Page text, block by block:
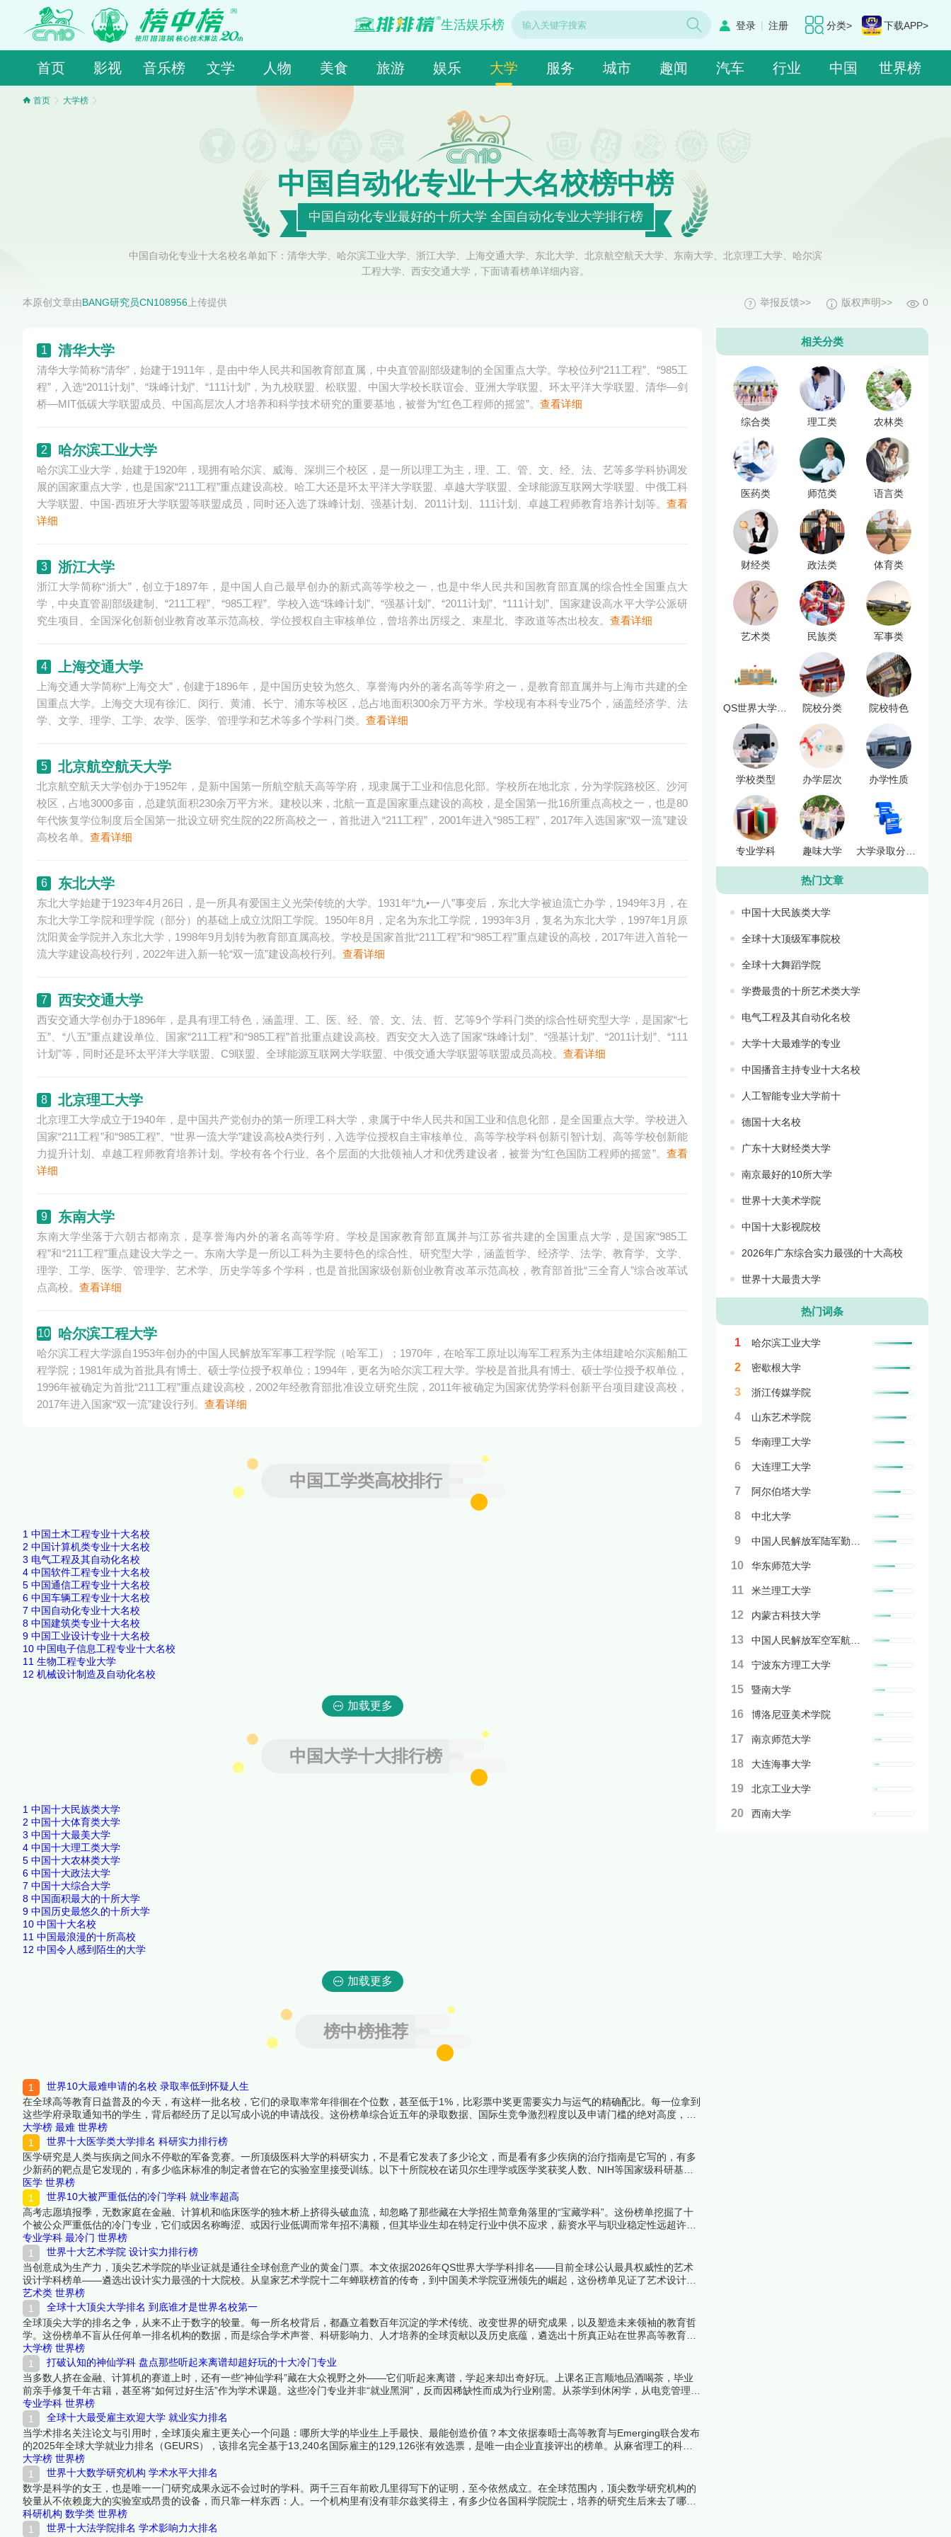
分类> 下载APP>
登录 | 注册
生活娱乐榜
首页 影视 音乐榜 文学 人物 美食 旅游 娱乐 大学 服务 城市 趣闻 汽车 行业 中国 世界榜
首页 大学榜
中国自动化专业十大名校榜中榜
中国自动化专业最好的十所大学 全国自动化专业大学排行榜
中国自动化专业十大名校名单如下：清华大学、哈尔滨工业大学、浙江大学、上海交通大学、东北大学、北京航空航天大学、东南大学、北京理工大学、哈尔滨
工程大学、西安交通大学，下面请看榜单详细内容。
本原创文章由BANG研究员CN108956上传提供 0
版权声明>>
举报反馈>>
1 清华大学
清华大学简称“清华”，始建于1911年，是由中华人民共和国教育部直属，中央直管副部级建制的全国重点大学。学校位列“211工程”、“985工
程”，入选“2011计划”、“珠峰计划”、“111计划”，为九校联盟、松联盟、中国大学校长联谊会、亚洲大学联盟、环太平洋大学联盟、清华—剑
桥—MIT低碳大学联盟成员、中国高层次人才培养和科学技术研究的重要基地，被誉为“红色工程师的摇篮”。 查看详细
2 哈尔滨工业大学
哈尔滨工业大学，始建于1920年，现拥有哈尔滨、威海、深圳三个校区，是一所以理工为主，理、工、管、文、经、法、艺等多学科协调发
展的国家重点大学，也是国家“211工程”重点建设高校。哈工大还是环太平洋大学联盟、卓越大学联盟、全球能源互联网大学联盟、中俄工科
大学联盟、中国-西班牙大学联盟等联盟成员，同时还入选了珠峰计划、强基计划、2011计划、111计划、卓越工程师教育培养计划等。 查看
详细
3 浙江大学
浙江大学简称“浙大”，创立于1897年，是中国人自己最早创办的新式高等学校之一，也是中华人民共和国教育部直属的综合性全国重点大
学，中央直管副部级建制、“211工程”、“985工程”。学校入选“珠峰计划”、“强基计划”、“2011计划”、“111计划”、国家建设高水平大学公派研
究生项目、全国深化创新创业教育改革示范高校、学位授权自主审核单位，曾培养出厉绥之、束星北、李政道等杰出校友。 查看详细
4 上海交通大学
上海交通大学简称“上海交大”，创建于1896年，是中国历史较为悠久、享誉海内外的著名高等学府之一，是教育部直属并与上海市共建的全
国重点大学。上海交大现有徐汇、闵行、黄浦、长宁、浦东等校区，总占地面积300余万平方米。学校现有本科专业75个，涵盖经济学、法
学、文学、理学、工学、农学、医学、管理学和艺术等多个学科门类。 查看详细
5 北京航空航天大学
北京航空航天大学创办于1952年，是新中国第一所航空航天高等学府，现隶属于工业和信息化部。学校所在地北京，分为学院路校区、沙河
校区，占地3000多亩，总建筑面积230余万平方米。建校以来，北航一直是国家重点建设的高校，是全国第一批16所重点高校之一，也是80
年代恢复学位制度后全国第一批设立研究生院的22所高校之一，首批进入“211工程”，2001年进入“985工程”，2017年入选国家“双一流”建设
高校名单。 查看详细
6 东北大学
东北大学始建于1923年4月26日，是一所具有爱国主义光荣传统的大学。1931年“九•一八”事变后，东北大学被迫流亡办学，1949年3月，在
东北大学工学院和理学院（部分）的基础上成立沈阳工学院。1950年8月，定名为东北工学院，1993年3月，复名为东北大学，1997年1月原
沈阳黄金学院并入东北大学，1998年9月划转为教育部直属高校。学校是国家首批“211工程”和“985工程”重点建设的高校，2017年进入首轮一
流大学建设高校行列，2022年进入新一轮“双一流”建设高校行列。 查看详细
7 西安交通大学
西安交通大学创办于1896年，是具有理工特色，涵盖理、工、医、经、管、文、法、哲、艺等9个学科门类的综合性研究型大学，是国家“七
五”、“八五”重点建设单位、国家“211工程”和“985工程”首批重点建设高校。西安交大入选了国家“珠峰计划”、“强基计划”、“2011计划”、“111
计划”等，同时还是环太平洋大学联盟、C9联盟、全球能源互联网大学联盟、中俄交通大学联盟等联盟成员高校。 查看详细
8 北京理工大学
北京理工大学成立于1940年，是中国共产党创办的第一所理工科大学，隶属于中华人民共和国工业和信息化部，是全国重点大学。学校进入
国家“211工程”和“985工程”、“世界一流大学”建设高校A类行列，入选学位授权自主审核单位、高等学校学科创新引智计划、高等学校创新能
力提升计划、卓越工程师教育培养计划。学校有各个行业、各个层面的大批领袖人才和优秀建设者，被誉为“红色国防工程师的摇篮”。 查看
详细
9 东南大学
东南大学坐落于六朝古都南京，是享誉海内外的著名高等学府。学校是国家教育部直属并与江苏省共建的全国重点大学，是国家“985工
程”和“211工程”重点建设大学之一。东南大学是一所以工科为主要特色的综合性、研究型大学，涵盖哲学、经济学、法学、教育学、文学、
理学、工学、医学、管理学、艺术学、历史学等多个学科，也是首批国家级创新创业教育改革示范高校，教育部首批“三全育人”综合改革试
点高校。 查看详细
10 哈尔滨工程大学
哈尔滨工程大学源自1953年创办的中国人民解放军军事工程学院（哈军工）；1970年，在哈军工原址以海军工程系为主体组建哈尔滨船舶工
程学院；1981年成为首批具有博士、硕士学位授予权单位；1994年，更名为哈尔滨工程大学。学校是首批具有博士、硕士学位授予权单位，
1996年被确定为首批“211工程”重点建设高校，2002年经教育部批准设立研究生院，2011年被确定为国家优势学科创新平台项目建设高校，
2017年进入国家“双一流”建设行列。 查看详细
中国工学类高校排行
1 中国土木工程专业十大名校
2 中国计算机类专业十大名校
3 电气工程及其自动化名校
4 中国软件工程专业十大名校
5 中国通信工程专业十大名校
6 中国车辆工程专业十大名校
7 中国自动化专业十大名校
8 中国建筑类专业十大名校
9 中国工业设计专业十大名校
10 中国电子信息工程专业十大名校
11 生物工程专业大学
12 机械设计制造及自动化名校
加载更多
中国大学十大排行榜
1 中国十大民族类大学
2 中国十大体育类大学
3 中国十大最美大学
4 中国十大理工类大学
5 中国十大农林类大学
6 中国十大政法大学
7 中国十大综合大学
8 中国面积最大的十所大学
9 中国历史最悠久的十所大学
10 中国十大名校
11 中国最浪漫的十所高校
12 中国令人感到陌生的大学
加载更多
榜中榜推荐
世界10大最难申请的名校 录取率低到怀疑人生
在全球高等教育日益普及的今天，有这样一批名校，它们的录取率常年徘徊在个位数，甚至低于1%，比彩票中奖更需要实力与运气的精确配比。每一位拿到
这些学府录取通知书的学生，背后都经历了足以写成小说的申请战役。这份榜单综合近五年的录取数据、国际生竞争激烈程度以及申请门槛的绝对高度，遴
选出十所让全球最优秀的申请者都寝食难安的世界名校。进入这些学府，意味着在二十岁之前就完成了一次人生的终极闯关。下面跟着榜中榜编辑一起来看
看详细名单吧！
大学榜 最难 世界榜
世界十大医学类大学排名 科研实力排行榜
医学研究是人类与疾病之间永不停歇的军备竞赛。一所顶级医科大学的科研实力，不是看它发表了多少论文，而是看有多少疾病的治疗指南是它写的，有多
少新药的靶点是它发现的，有多少临床标准的制定者曾在它的实验室里接受训练。以下十所院校在诺贝尔生理学或医学奖获奖人数、NIH等国家级科研基金
获批额度、临床医学顶刊论文发表量和高被引学者密度四个维度上长期占据全球前列，它们共同构成了当代医学研究的第一梯队。下面跟着榜中榜编辑一起
来看看详细名单吧！
医学 世界榜
世界10大被严重低估的冷门学科 就业率超高
高考志愿填报季，无数家庭在金融、计算机和临床医学的独木桥上挤得头破血流，却忽略了那些藏在大学招生简章角落里的“宝藏学科”。这份榜单挖掘了十
个被公众严重低估的冷门专业，它们或因名称晦涩、或因行业低调而常年招不满额，但其毕业生却在特定行业中供不应求，薪资水平与职业稳定性远超许多
热门专业。在少有人走的路上，竞争更少、机会更多，这些学科的真正价值正等着被重新发现。下面跟着榜中榜编辑一起来看看详细名单吧！
专业学科 最冷门 世界榜
世界十大艺术学院 设计实力排行榜
当创意成为生产力，顶尖艺术学院的毕业证就是通往全球创意产业的黄金门票。本文依据2026年QS世界大学学科排名——目前全球公认最具权威性的艺术
设计学科榜单——遴选出设计实力最强的十大院校。从皇家艺术学院十二年蝉联榜首的传奇，到中国美术学院亚洲领先的崛起，这份榜单见证了艺术设计教
育从传统技艺向跨学科创新的转型浪潮。下面跟着榜中榜编辑一起来看看详细名单吧！
艺术类 世界榜
全球十大顶尖大学排名 到底谁才是世界名校第一
全球顶尖大学的排名之争，从来不止于数字的较量。每一所名校背后，都矗立着数百年沉淀的学术传统、改变世界的研究成果，以及塑造未来领袖的教育哲
学。这份榜单不盲从任何单一排名机构的数据，而是综合学术声誉、科研影响力、人才培养的全球贡献以及历史底蕴，遴选出十所真正站在世界高等教育金
字塔尖的学府。它们之间的位次或许有争议，但每一所的入选都无可辩驳——这里诞生的，是人类文明的下一章。下面跟着榜中榜编辑一起来看看详细名单
吧！
大学榜 世界榜
打破认知的神仙学科 盘点那些听起来离谱却超好玩的十大冷门专业
当多数人挤在金融、计算机的赛道上时，还有一些“神仙学科”藏在大众视野之外——它们听起来离谱，学起来却出奇好玩。上课名正言顺地品酒喝茶，毕业
前亲手修复千年古籍，甚至将“如何过好生活”作为学术课题。这些冷门专业并非“就业黑洞”，反而因稀缺性而成为行业刚需。从茶学到休闲学，从电竞管理到
文物修复，它们的存在提醒我们：大学的意义不只是找饭碗，更是找到热爱。下面跟着榜中榜编辑一起来看看详细名单吧！
专业学科 世界榜
全球十大最受雇主欢迎大学 就业实力排名
当学术排名关注论文与引用时，全球顶尖雇主更关心一个问题：哪所大学的毕业生上手最快、最能创造价值？本文依据泰晤士高等教育与Emerging联合发布
的2025年全球大学就业力排名（GEURS），该排名完全基于13,240名国际雇主的129,126张有效选票，是唯一由企业直接评出的榜单。从麻省理工的科技
统治力到东京大学的亚洲突围，这份就业实力十强榜单，是毕业生求职竞争力的终极参照。下面跟着榜中榜编辑一起来看看详细名单吧！
大学榜 世界榜
世界十大数学研究机构 学术水平大排名
数学是科学的女王，也是唯一一门研究成果永远不会过时的学科。两千三百年前欧几里得写下的证明，至今依然成立。在全球范围内，顶尖数学研究机构的
较量从不依赖庞大的实验室或昂贵的设备，而只靠一样东西：人。一个机构里有没有菲尔兹奖得主，有多少位各国科学院院士，培养的研究生后来去了哪里
——这些硬指标比任何综合排名都更能说明问题。以下十所机构在过去半个世纪中持续产出着改变数学面貌的成果，它们是全球数学研究者公认的圣地。下
面跟着榜中榜编辑一起来看看详细名单吧！
科研机构 数学类 世界榜
世界十大法学院排名 学术影响力大排名
相关分类
综合类 理工类 农林类
医药类 师范类 语言类
财经类 政法类 体育类
艺术类 民族类 军事类
院校分类 院校特色
学校类型 办学层次 办学性质
专业学科 趣味大学 大学录取分数线
热门文章
中国十大民族类大学
全球十大顶级军事院校
全球十大舞蹈学院
学费最贵的十所艺术类大学
电气工程及其自动化名校
大学十大最难学的专业
中国播音主持专业十大名校
人工智能专业大学前十
德国十大名校
广东十大财经类大学
南京最好的10所大学
世界十大美术学院
中国十大影视院校
2026年广东综合实力最强的十大高校
世界十大最贵大学
热门词条
1 哈尔滨工业大学
2 密歇根大学
3 浙江传媒学院
4 山东艺术学院
5 华南理工大学
6 大连理工大学
7 阿尔伯塔大学
8 中北大学
9
10 华东师范大学
11 米兰理工大学
12 内蒙古科技大学
13
14 宁波东方理工大学
15 暨南大学
16 博洛尼亚美术学院
17 南京师范大学
18 大连海事大学
19 北京工业大学
20 西南大学